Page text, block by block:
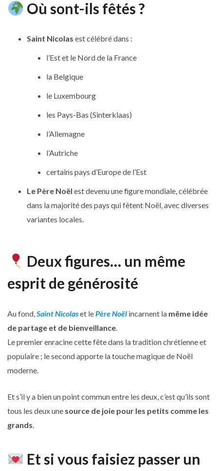
Où sont-ils fêtés ?
Saint Nicolas est célébré dans :
l’Est et le Nord de la France
la Belgique
le Luxembourg
les Pays-Bas (Sinterklaas)
l’Allemagne
l’Autriche
certains pays d’Europe de l’Est
Le Père Noël est devenu une figure mondiale, célébrée
dans la majorité des pays qui fêtent Noël, avec diverses
variantes locales.
Deux figures… un même
esprit de générosité
Au fond, Saint Nicolaset le Père Noël incarnent la même idée
de partage et de bienveillance
Le premier enracine cette fête dans la tradition chrétienne et
populaire ; le second apporte la touche magique de Noël
moderne.
Et s’il y a bien un point commun entre les deux, c’est qu’ils sont
tous les deux une source de joie pour les petits comme les
grands
Et si vous faisiez passer un